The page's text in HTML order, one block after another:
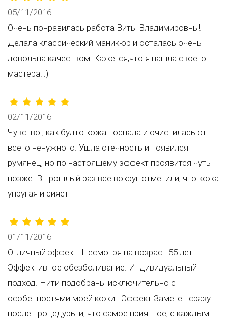
05/11/2016
Очень понравилась работа Виты Владимировны!
Делала классический маникюр и осталась очень
довольна качеством! Кажется,что я нашла своего
мастера! :)
02/11/2016
Чувство , как будто кожа поспала и очистилась от
всего ненужного. Ушла отечность и появился
румянец, но по настоящему эффект проявится чуть
позже. В прошлый раз все вокруг отметили, что кожа
упругая и сияет
01/11/2016
Отличный эффект. Несмотря на возраст 55 лет.
Эффективное обезболивание. Индивидуальный
подход. Нити подобраны исключительно с
особенностями моей кожи . Эффект Заметен сразу
после процедуры и, что самое приятное, с каждым